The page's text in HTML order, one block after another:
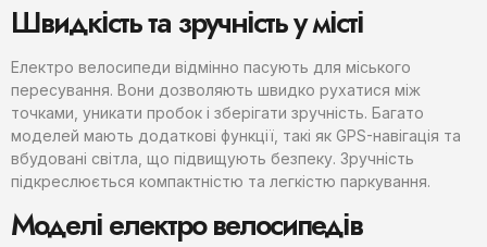
Швидкість та зручність у місті
Електро велосипеди відмінно пасують для міського
пересування. Вони дозволяють швидко рухатися між
точками, уникати пробок і зберігати зручність. Багато
моделей мають додаткові функції, такі як GPS-навігація та
вбудовані світла, що підвищують безпеку. Зручність
підкреслюється компактністю та легкістю паркування.
Моделі електро велосипедів